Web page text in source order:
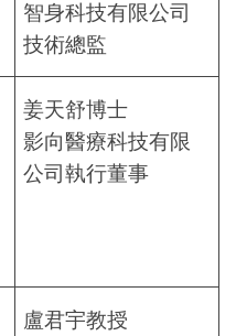
智身科技有限公司
技術總監
姜天舒博士
影向醫療科技有限
公司執行董事
盧君宇教授